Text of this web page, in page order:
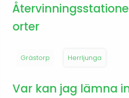
orter
Grästorp Herrljunga
Var kan jag lämna